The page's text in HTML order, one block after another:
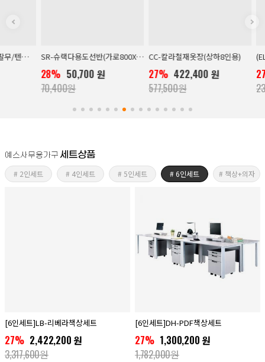
SR-슈랙다용도선반(가로800X깊이400mm)
50,700 원
CC-칼라철재옷장(상하8인용)
422,400 원
577,500원
(EL400)49T
237,600원
예스사무용가구 세트상품
# 2인세트 # 4인세트 # 5인세트 # 6인세트 # 책상+의자
[6인세트]LB-리베라책상세트
27% 2,422,200 원
3,317,600원
[6인세트]DH-PDF책상세트
27% 1,300,200 원
1,782,000원